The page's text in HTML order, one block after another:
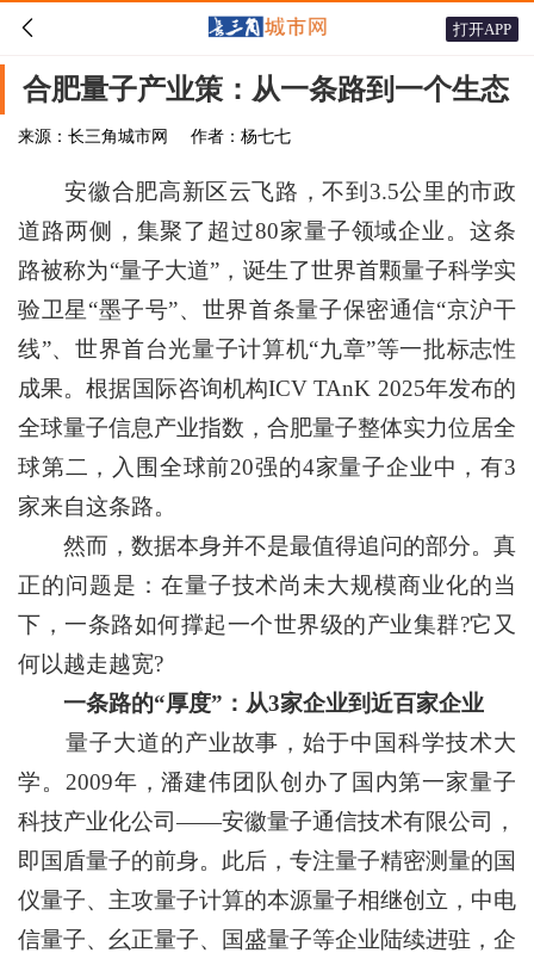
 打开APP
合肥量子产业策：从一条路到一个生态
来源：长三角城市网 作者：杨七七
安徽合肥高新区云飞路，不到3.5公里的市政
道路两侧，集聚了超过80家量子领域企业。这条
路被称为“量子大道”，诞生了世界首颗量子科学实
验卫星“墨子号”、世界首条量子保密通信“京沪干
线”、世界首台光量子计算机“九章”等一批标志性
成果。根据国际咨询机构ICV TAnK 2025年发布的
全球量子信息产业指数，合肥量子整体实力位居全
球第二，入围全球前20强的4家量子企业中，有3
家来自这条路。
然而，数据本身并不是最值得追问的部分。真
正的问题是：在量子技术尚未大规模商业化的当
下，一条路如何撑起一个世界级的产业集群?它又
何以越走越宽?
一条路的“厚度”：从3家企业到近百家企业
量子大道的产业故事，始于中国科学技术大
学。2009年，潘建伟团队创办了国内第一家量子
科技产业化公司——安徽量子通信技术有限公司，
即国盾量子的前身。此后，专注量子精密测量的国
仪量子、主攻量子计算的本源量子相继创立，中电
信量子、幺正量子、国盛量子等企业陆续进驻，企